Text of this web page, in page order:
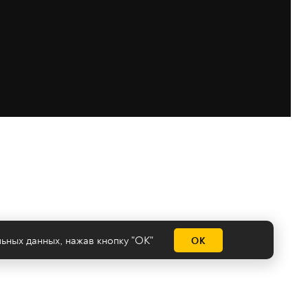
данных, нажав кнопку "ОК" ОК